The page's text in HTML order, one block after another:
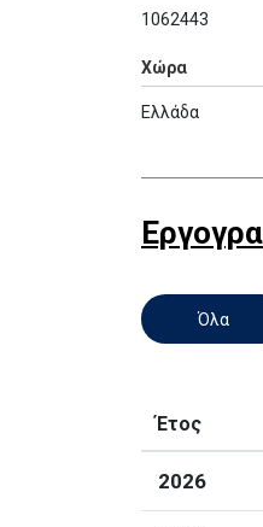
1062443
Χώρα
Ελλάδα
Όλα
Έτος
2026